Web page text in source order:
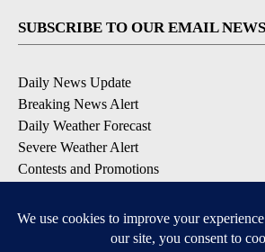
SUBSCRIBE TO OUR EMAIL
Daily News Update
Breaking News Alert
Daily Weather Forecast
Severe Weather Alert
Contests and Promotions